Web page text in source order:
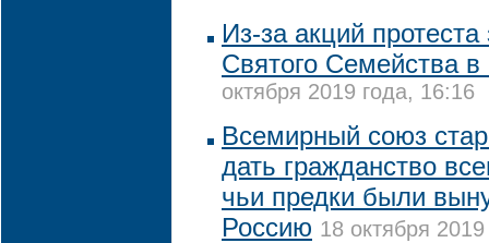
Из-за акций
Святого Семейства
октября 2019 года, 16:16
Всемирный союз
дать гражданство
чьи предки были
Россию 18 октября